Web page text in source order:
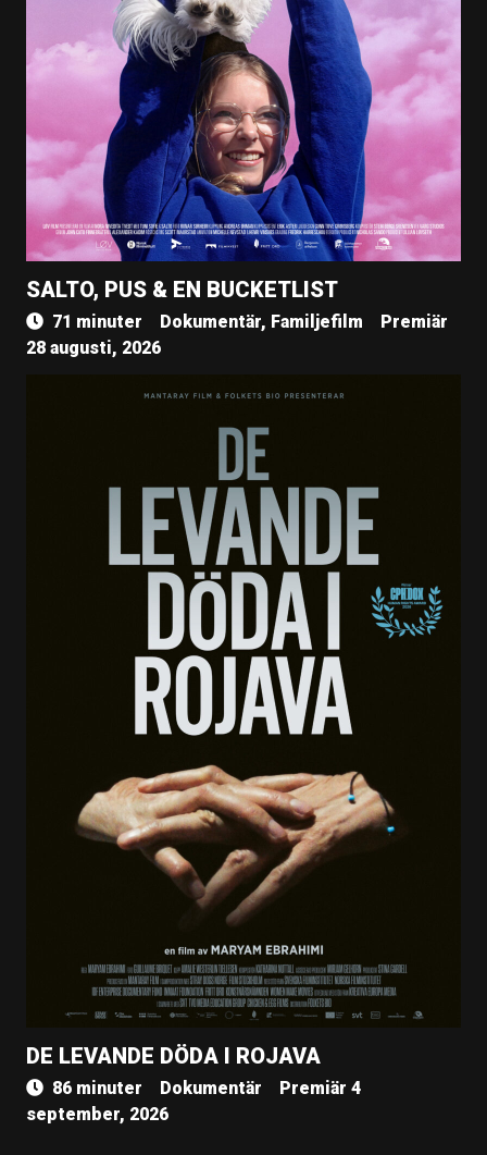
SALTO, PUS & EN BUCKETLIST
71 minuter Dokumentär, Familjefilm
Premiär
28 augusti, 2026
DE LEVANDE DÖDA I ROJAVA
86 minuter Dokumentär
Premiär 4
september, 2026